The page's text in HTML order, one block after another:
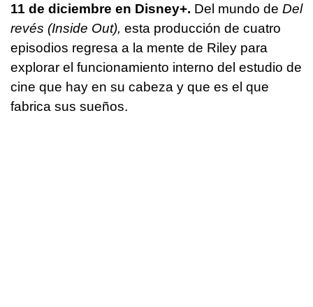
11 de diciembre en Disney+. Del mundo de Del
revés (Inside Out), esta producción de cuatro
episodios regresa a la mente de Riley para
explorar el funcionamiento interno del estudio de
cine que hay en su cabeza y que es el que
fabrica sus sueños.